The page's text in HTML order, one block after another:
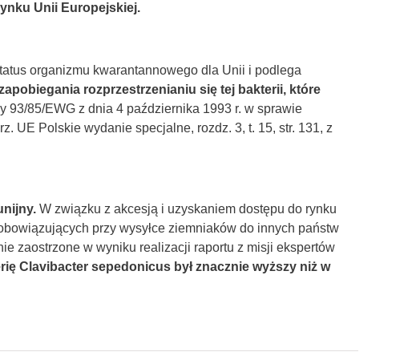
Unii Europejskiej.
organizmu kwarantannowego dla Unii i podlega
rozprzestrzenianiu się tej bakterii, które
93/85/EWG z dnia 4 października 1993 r. w sprawie
UE Polskie wydanie specjalne, rozdz. 3, t. 15, str. 131, z
W związku z akcesją i uzyskaniem dostępu do rynku
przy wysyłce ziemniaków do innych państw
zaostrzone w wyniku realizacji raportu z misji ekspertów
Clavibacter sepedonicus był znacznie wyższy niż w